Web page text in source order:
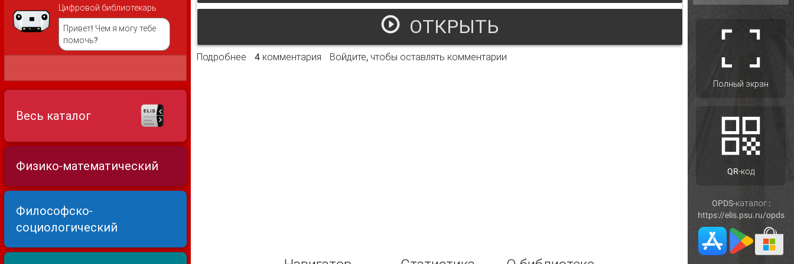
Цифровой библиотекарь
Привет! Чем я могу тебе
помочь?
Весь каталог
Физико-математический
Философско-
социологический
ОТКРЫТЬ
Подробнее о барьеры социальной инклюзии инвалидов(на примере вологодской области)
4 комментария Войдите, чтобы оставлять комментарии
Полный экран
QR-код
OPDS-каталог :
https://elis.psu.ru/opds